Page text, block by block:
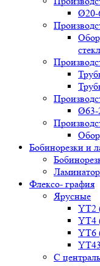
Ø63-
Бобинорезки и
Флексо- графия
Ярусные
YT2
YT4
YT6
С